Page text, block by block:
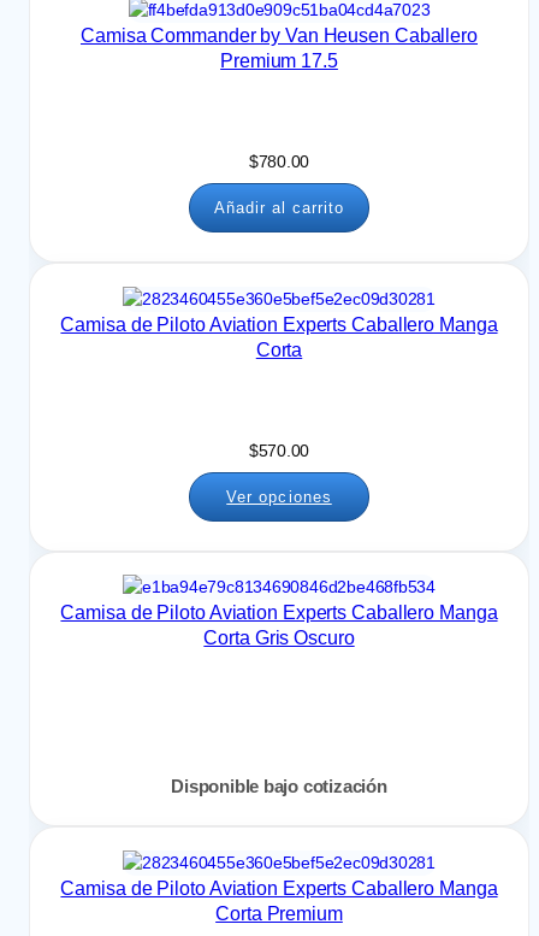
Camisa Commander by Van Heusen Caballero
Premium 17.5
$780.00
Añadir al carrito
Camisa de Piloto Aviation Experts Caballero Manga
Corta
$570.00
Ver opciones
Camisa de Piloto Aviation Experts Caballero Manga
Corta Gris Oscuro
Disponible bajo cotización
Camisa de Piloto Aviation Experts Caballero Manga
Corta Premium